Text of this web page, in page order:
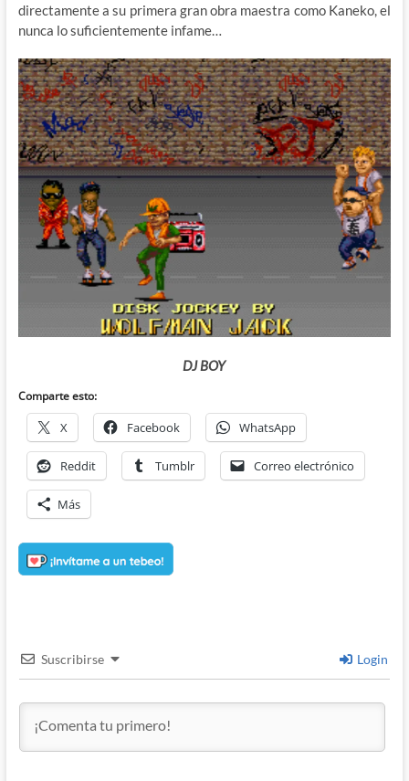
directamente a su primera gran obra maestra como Kaneko, el
nunca lo suficientemente infame…
DJ BOY
Comparte esto:
X Facebook WhatsApp
Reddit Tumblr Correo electrónico
Más
Suscribirse Login